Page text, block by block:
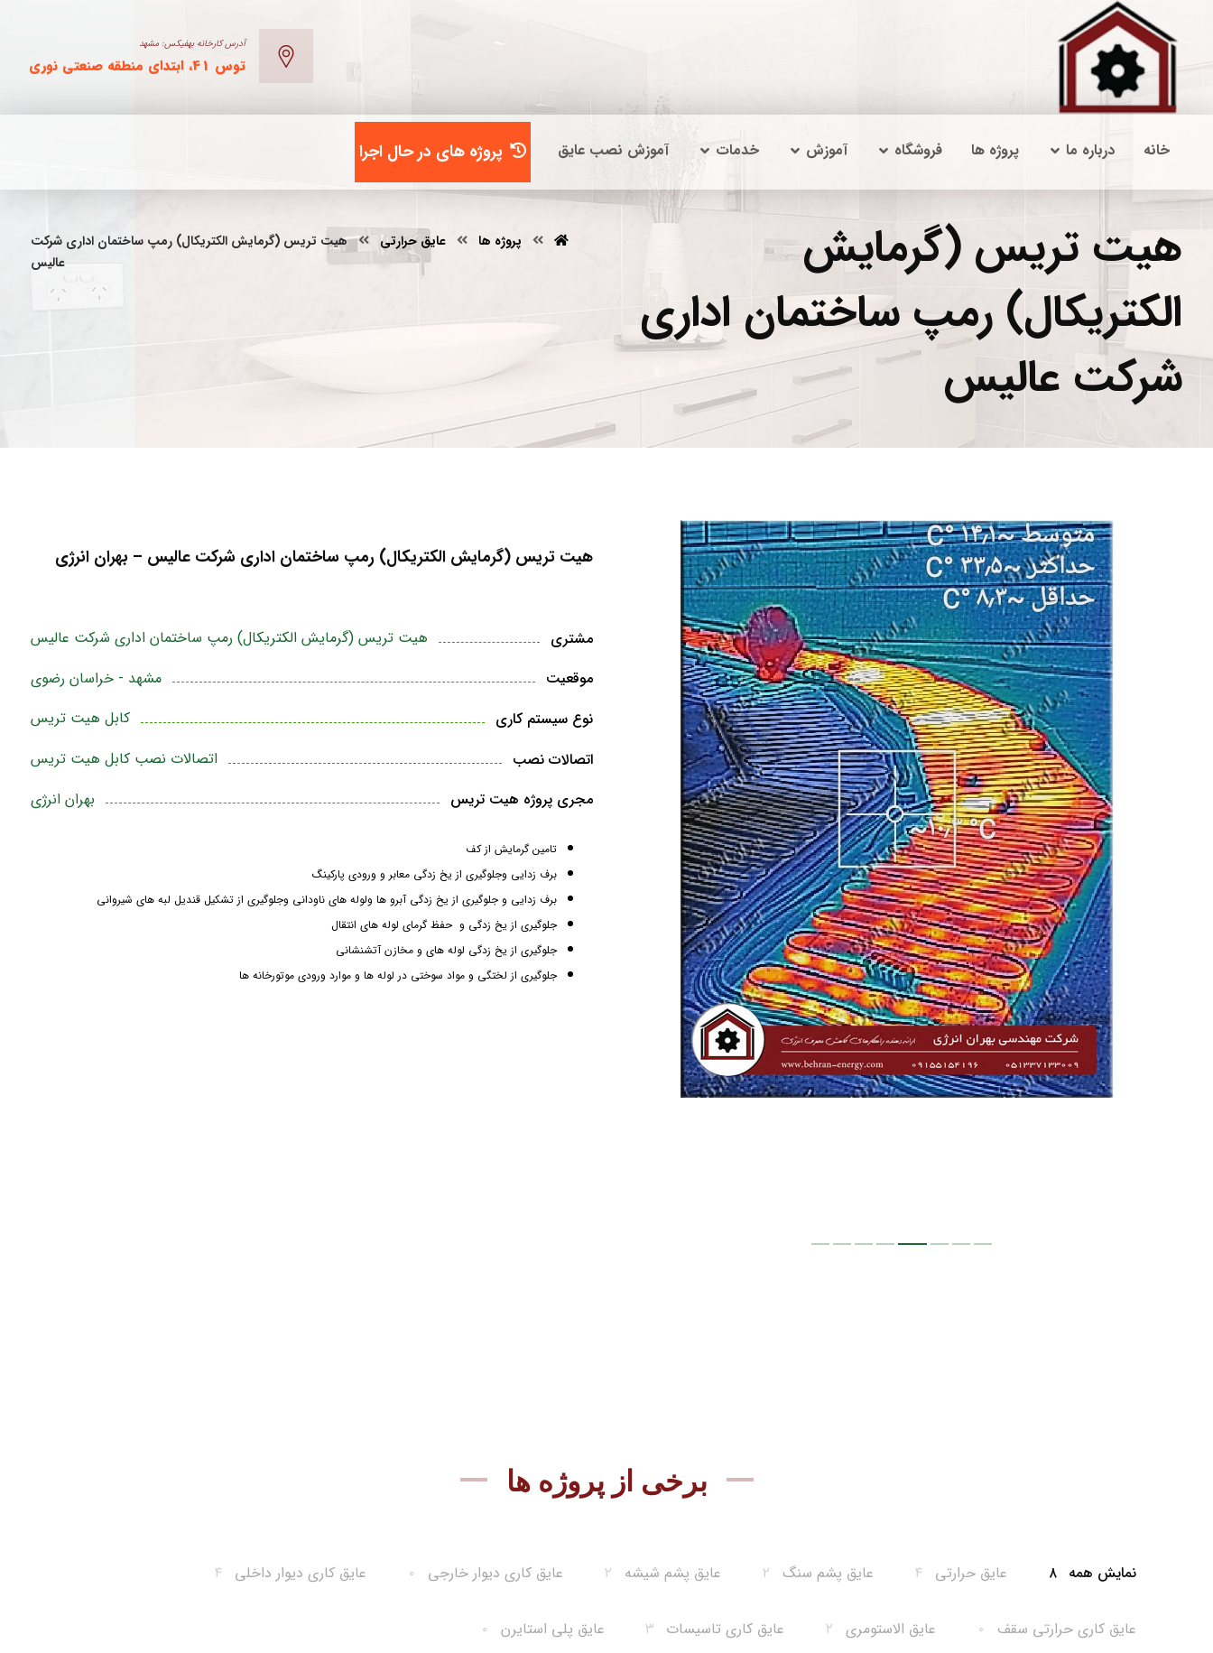
آدرس کارخانه بهفیکس: مشهد
توس 41، ابتدای منطقه صنعتی نوری
خانه درباره ما پروژه ها فروشگاه آموزش خدمات آموزش نصب عایق پروژه های در حال اجرا
هیت تریس (گرمایش
الکتریکال) رمپ ساختمان اداری
شرکت عالیس
پروژه ها عایق حرارتی
هیت تریس (گرمایش الکتریکال) رمپ ساختمان اداری شرکت
عالیس
هیت تریس (گرمایش الکتریکال) رمپ ساختمان اداری شرکت عالیس – بهران انرژی
مشتری
هیت تریس (گرمایش الکتریکال) رمپ ساختمان اداری شرکت عالیس
موقعیت
مشهد - خراسان رضوی
نوع سیستم کاری
کابل هیت تریس
اتصالات نصب
اتصالات نصب کابل هیت تریس
مجری پروژه هیت تریس
بهران انرژی
تامین گرمایش از کف
برف زدایی وجلوگیری از یخ زدگی معابر و ورودی پارکینگ
برف زدایی و جلوگیری از یخ زدگی آبرو ها ولوله های ناودانی وجلوگیری از تشکیل قندیل لبه های شیروانی
جلوگیری از یخ زدگی و حفظ گرمای لوله های انتقال
جلوگیری از یخ زدگی لوله های و مخازن آتشنشانی
جلوگیری از لختگی و مواد سوختی در لوله ها و موارد ورودی موتورخانه ها
برخی از پروژه ها
نمایش همه ۸ عایق حرارتی ۴ عایق پشم سنگ ۲ عایق پشم شیشه ۲ عایق کاری دیوار خارجی ۰ عایق کاری دیوار داخلی ۴
عایق کاری حرارتی سقف ۰ عایق الاستومری ۲ عایق کاری تاسیسات ۳ عایق پلی استایرن ۰